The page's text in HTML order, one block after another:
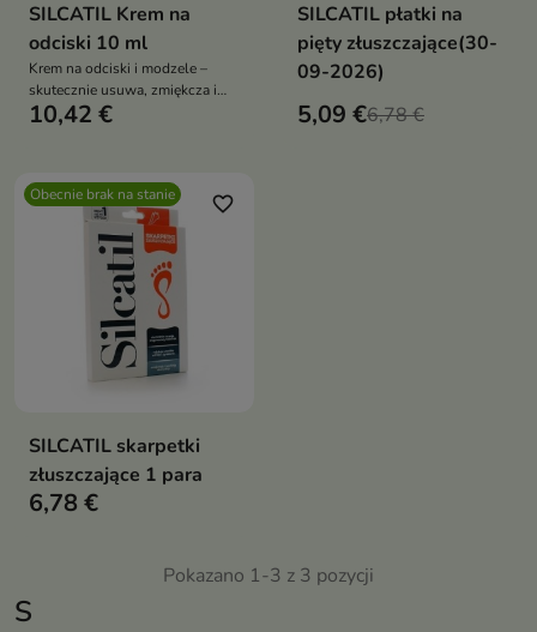
S
SILCATIL Krem na
odciski 10 ml
Krem na odciski i modzele –
skutecznie usuwa, zmiękcza i
pielęgnuje skórę, chroniąc przed
10,42 €
SILCATIL płatki na
pięty złuszczające(30-
09-2026)
5,09 €6,78 €
Obecnie brak na stanie favorite_border
SILCATIL skarpetki
złuszczające 1 para
6,78 €
Pokazano 1-3 z 3 pozycji